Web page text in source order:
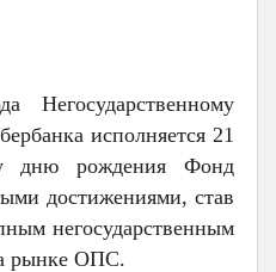
Негосударственному
исполняется 21
дню рождения Фонд
достижениями, став
негосударственным
рынке ОПС.